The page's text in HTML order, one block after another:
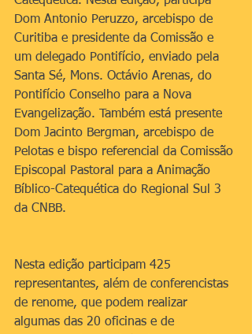
Dom Antonio Peruzzo, arcebispo de
Curitiba e presidente da Comissão e
um delegado Pontifício, enviado pela
Santa Sé, Mons. Octávio Arenas, do
Pontifício Conselho para a Nova
Evangelização. Também está presente
Dom Jacinto Bergman, arcebispo de
Pelotas e bispo referencial da Comissão
Episcopal Pastoral para a Animação
Bíblico-Catequética do Regional Sul 3
da CNBB.
Nesta edição participam 425
representantes, além de conferencistas
de renome, que podem realizar
algumas das 20 oficinas e de